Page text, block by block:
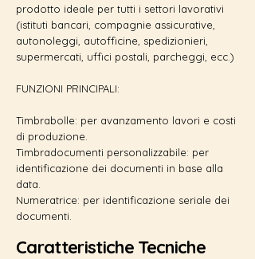
prodotto ideale per tutti i settori lavorativi
(istituti bancari, compagnie assicurative,
autonoleggi, autofficine, spedizionieri,
supermercati, uffici postali, parcheggi, ecc.)
FUNZIONI PRINCIPALI:
Timbrabolle: per avanzamento lavori e costi
di produzione.
Timbradocumenti personalizzabile: per
identificazione dei documenti in base alla
data.
Numeratrice: per identificazione seriale dei
documenti.
Caratteristiche Tecniche